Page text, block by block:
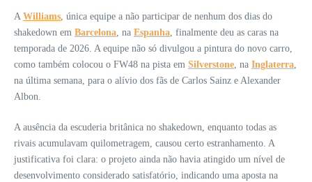
A Williams, única equipe a não participar de nenhum dos dias do
shakedown em Barcelona, na Espanha, finalmente deu as caras na
temporada de 2026. A equipe não só divulgou a pintura do novo carro,
como também colocou o FW48 na pista em Silverstone, na Inglaterra,
na última semana, para o alívio dos fãs de Carlos Sainz e Alexander
Albon.
A ausência da escuderia britânica no shakedown, enquanto todas as
rivais acumulavam quilometragem, causou certo estranhamento. A
justificativa foi clara: o projeto ainda não havia atingido um nível de
desenvolvimento considerado satisfatório, indicando uma aposta na